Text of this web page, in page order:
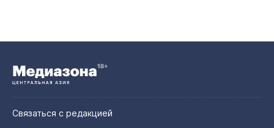
Связаться с редакцией